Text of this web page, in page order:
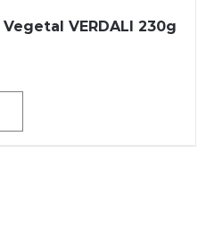
VERDALI 230g